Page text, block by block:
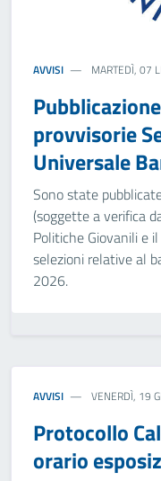
AVVISI MARTEDÌ, 07
provvisorie
Universale
Sono state
(soggette a verifica
Politiche Giovanili e
selezioni relative al
2026.
AVVISI VENERDÌ, 19
Protocollo
orario